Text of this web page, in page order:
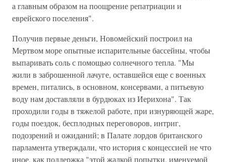
а главным образом на поощрение репатриации и
еврейского поселения".
Получив первые деньги, Новомейский построил на
Мертвом море опытные испарительные бассейны, чтобы
выпаривать соль с помощью солнечного тепла. "Мы
жили в заброшенной лачуге, оставшейся еще с военных
времен, питались, в основном, консервами, а питьевую
воду нам доставляли в бурдюках из Иерихона". Так
проходили годы в тяжелой работе, при изнуряющей жаре,
годы поездок, бесплодных переговоров, интриг,
подозрений и ожиданий; в Палате лордов британского
парламента утверждали, что история с концессией не что
иное, как поддержка "этой жалкой попытки, именуемой